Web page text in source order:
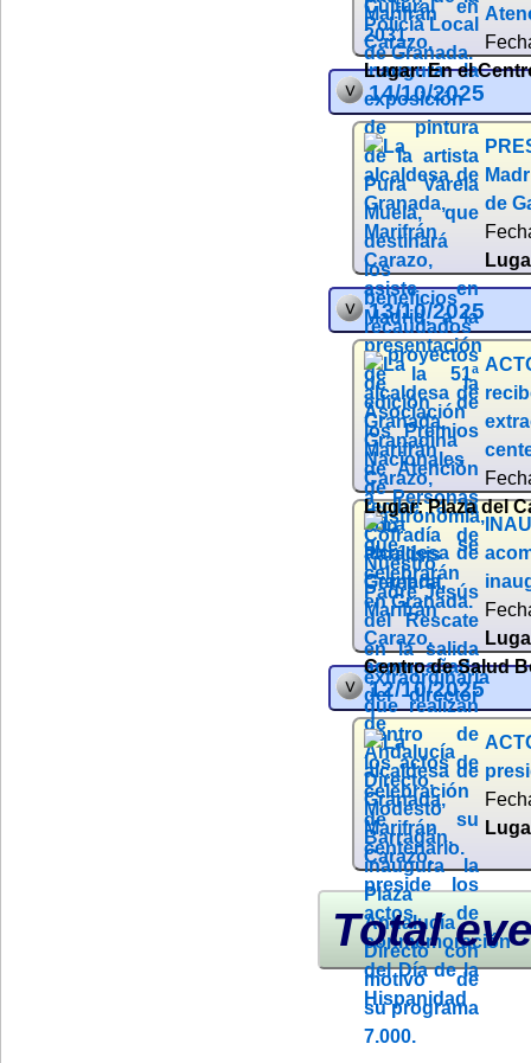
Lugar:En el
14/10/2025
de
13/10/2025
Lugar:Plaza del
Centro de Salud
12/10/2025
Total